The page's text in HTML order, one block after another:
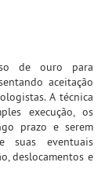
de ouro para
aceitação
A técnica
execução, os
prazo e serem
suas eventuais
deslocamentos e